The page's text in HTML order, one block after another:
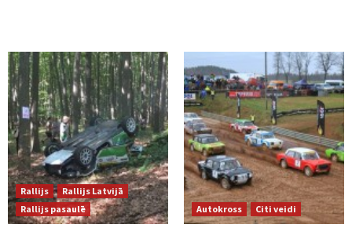
Rallijs
Rallijs Latvijā
Rallijs pasaulē
Autokross Citi veidi